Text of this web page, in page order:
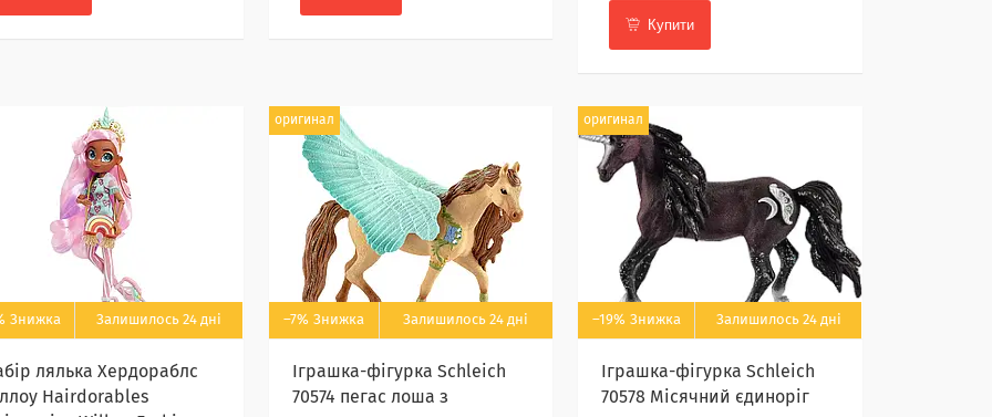
Купити
Залишилось 24 дні
лялька Хердораблс
Hairdorables
оригинал
–7% Залишилось 24 дні
Іграшка-фігурка Schleich
70574 пегас лоша з
оригинал
–19% Залишилось 24 дні
Іграшка-фігурка Schleich
70578 Місячний єдиноріг